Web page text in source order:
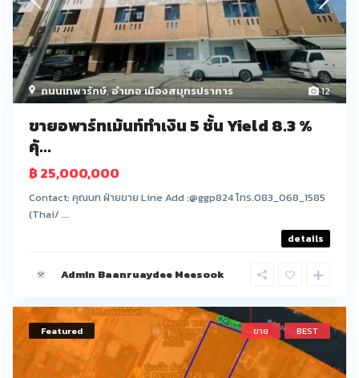
12
ถนนเทพารักษ์,อำเภอ เมืองสมุทรปราการ
ขายอพาร์ทเม้นท์ทำเงิน 5 ชั้น Yield 8.3 %
คุ้...
฿ 25,000,000
Contact: คุณนก ฝ่ายขาย Line Add :@ggp824 โทร.083_068_1585
(Thai/ ...
details
Admin Baanruaydee Meesook
Featured ขาย BEST